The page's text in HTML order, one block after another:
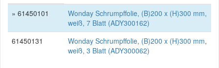
» 61450101
Wonday Schrumpffolie, (B)200 x (H)300 mm,
weiß, 7 Blatt (ADY300162)
61450131
Wonday Schrumpffolie, (B)200 x (H)300 mm,
weiß, 3 Blatt (ADY300062)